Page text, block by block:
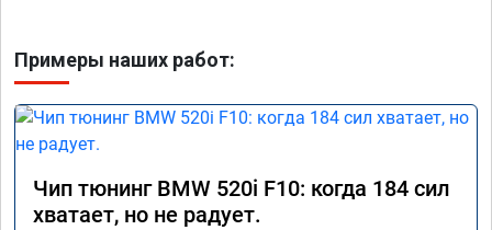
Примеры наших работ:
Чип тюнинг BMW 520i F10: когда 184 сил
хватает, но не радует.